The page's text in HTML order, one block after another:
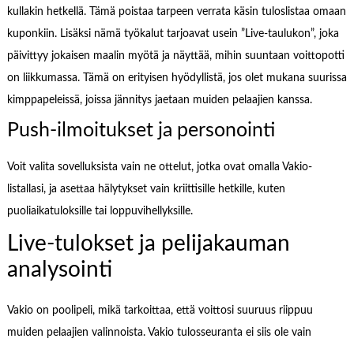
kullakin hetkellä. Tämä poistaa tarpeen verrata käsin tuloslistaa omaan
kuponkiin. Lisäksi nämä työkalut tarjoavat usein ”Live-taulukon”, joka
päivittyy jokaisen maalin myötä ja näyttää, mihin suuntaan voittopotti
on liikkumassa. Tämä on erityisen hyödyllistä, jos olet mukana suurissa
kimppapeleissä, joissa jännitys jaetaan muiden pelaajien kanssa.
Push-ilmoitukset ja personointi
Voit valita sovelluksista vain ne ottelut, jotka ovat omalla Vakio-
listallasi, ja asettaa hälytykset vain kriittisille hetkille, kuten
puoliaikatuloksille tai loppuvihellyksille.
Live-tulokset ja pelijakauman
analysointi
Vakio on poolipeli, mikä tarkoittaa, että voittosi suuruus riippuu
muiden pelaajien valinnoista. Vakio tulosseuranta ei siis ole vain